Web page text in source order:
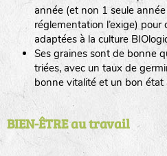
année (et non 1 seule
réglementation l’exige) pour
adaptées à la culture
Ses graines sont de bonne
triées, avec un taux de
bonne vitalité et un bon état
BIEN-ÊTRE au travail